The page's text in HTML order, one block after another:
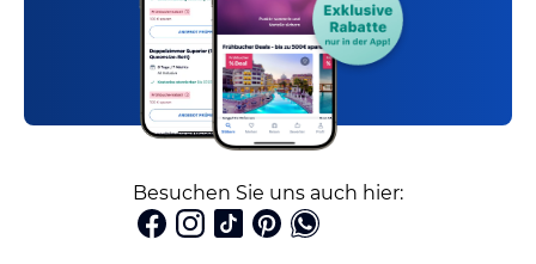
Besuchen Sie uns auch hier: